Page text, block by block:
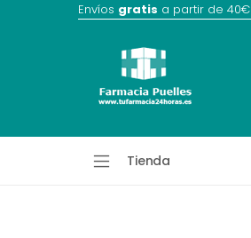
Envíos gratis a partir de 40€
Tienda